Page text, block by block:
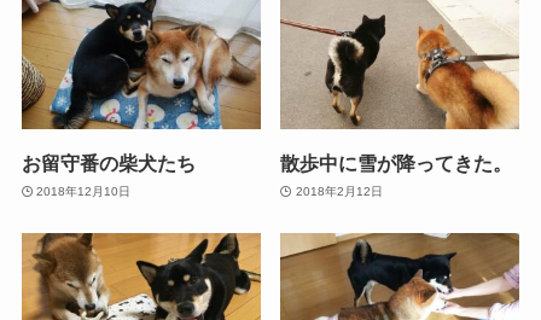
お留守番の柴犬たち
2018年12月10日
散歩中に雪が降ってきた。
2018年2月12日